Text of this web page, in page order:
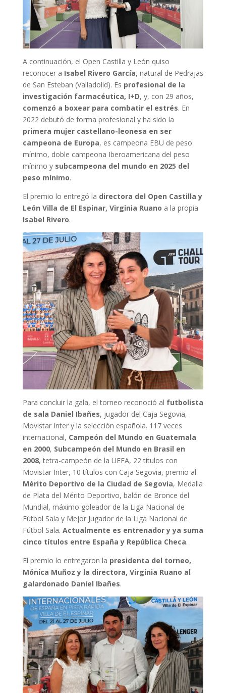
A continuación, el Open Castilla y León quiso
reconocer a Isabel Rivero García, natural de Pedrajas
de San Esteban (Valladolid). Es profesional de la
investigación farmacéutica, I+D, y, con 29 años,
comenzó a boxear para combatir el estrés. En
2022 debutó de forma profesional y ha sido la
primera mujer castellano-leonesa en ser
campeona de Europa, es campeona EBU de peso
mínimo, doble campeona Iberoamericana del peso
mínimo y subcampeona del mundo en 2025 del
peso mínimo.
El premio lo entregó la directora del Open Castilla y
León Villa de El Espinar, Virginia Ruano a la propia
Isabel Rivero.
Para concluir la gala, el torneo reconoció al futbolista
de sala Daniel Ibañes, jugador del Caja Segovia,
Movistar Inter y la selección española. 117 veces
internacional, Campeón del Mundo en Guatemala
en 2000, Subcampeón del Mundo en Brasil en
2008, tetra-campeón de la UEFA, 22 títulos con
Movistar Inter, 10 títulos con Caja Segovia, premio al
Mérito Deportivo de la Ciudad de Segovia, Medalla
de Plata del Mérito Deportivo, balón de Bronce del
Mundial, máximo goleador de la Liga Nacional de
Fútbol Sala y Mejor Jugador de la Liga Nacional de
Fútbol Sala. Actualmente es entrenador y ya suma
cinco títulos entre España y República Checa.
El premio lo entregaron la presidenta del torneo,
Mónica Muñoz y la directora, Virginia Ruano al
galardonado Daniel Ibañes.